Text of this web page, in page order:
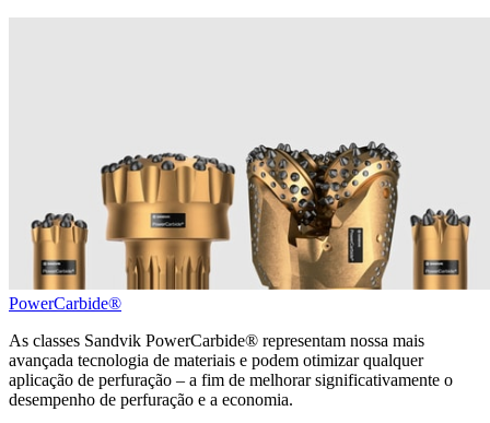
PowerCarbide®
As classes Sandvik PowerCarbide® representam nossa mais
avançada tecnologia de materiais e podem otimizar qualquer
aplicação de perfuração – a fim de melhorar significativamente o
desempenho de perfuração e a economia.